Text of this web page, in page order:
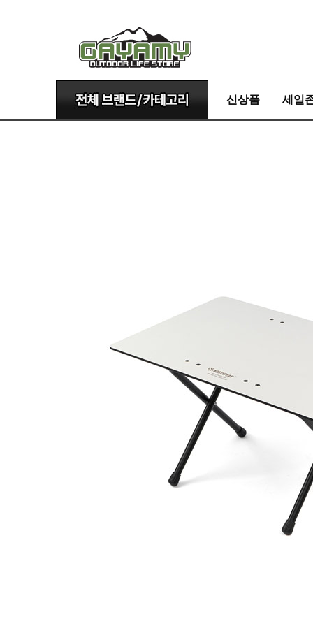
신상품 세일